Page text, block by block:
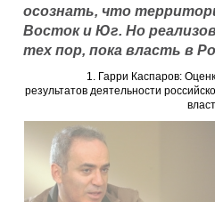
осознать, что
Восток и Юг. Но
тех пор, пока власть в
1. Гарри Каспаров:
результатов деятельности